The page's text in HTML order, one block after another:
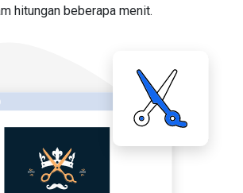
hitungan beberapa menit.